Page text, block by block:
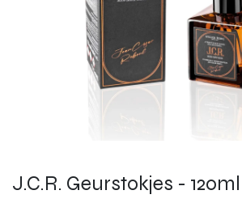
J.C.R. Geurstokjes - 120ml